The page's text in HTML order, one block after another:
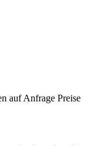
auf Anfrage Preise